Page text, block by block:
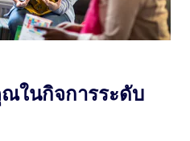
ณในกิจการระดับ